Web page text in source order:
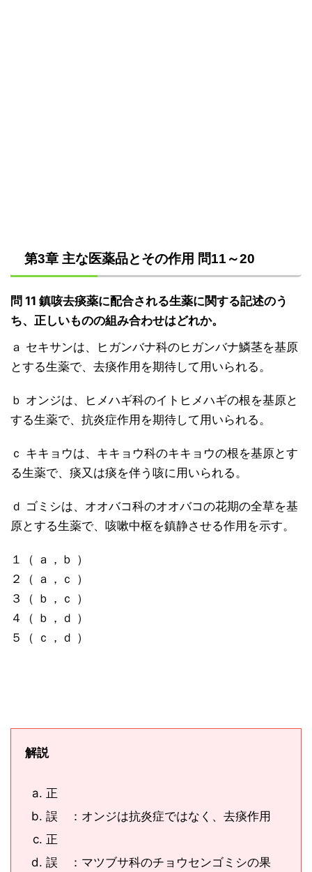
第3章 主な医薬品とその作用 問11～20
問 11 鎮咳去痰薬に配合される生薬に関する記述のう
ち、正しいものの組み合わせはどれか。
ａ セキサンは、ヒガンバナ科のヒガンバナ鱗茎を基原
とする生薬で、去痰作用を期待して用いられる。
ｂ オンジは、ヒメハギ科のイトヒメハギの根を基原と
する生薬で、抗炎症作用を期待して用いられる。
ｃ キキョウは、キキョウ科のキキョウの根を基原とす
る生薬で、痰又は痰を伴う咳に用いられる。
ｄ ゴミシは、オオバコ科のオオバコの花期の全草を基
原とする生薬で、咳嗽中枢を鎮静させる作用を示す。
１（ ａ，ｂ ）
２（ ａ，ｃ ）
３（ ｂ，ｃ ）
４（ ｂ，ｄ ）
５（ ｃ，ｄ ）
解説
正
誤 ：オンジは抗炎症ではなく、去痰作用
正
誤 ：マツブサ科のチョウセンゴミシの果